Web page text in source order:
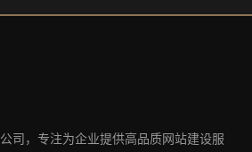
司，专注为企业提供高品质网站建设服